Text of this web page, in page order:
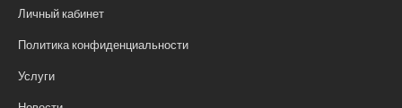
Личный кабинет
Политика конфиденциальности
Услуги